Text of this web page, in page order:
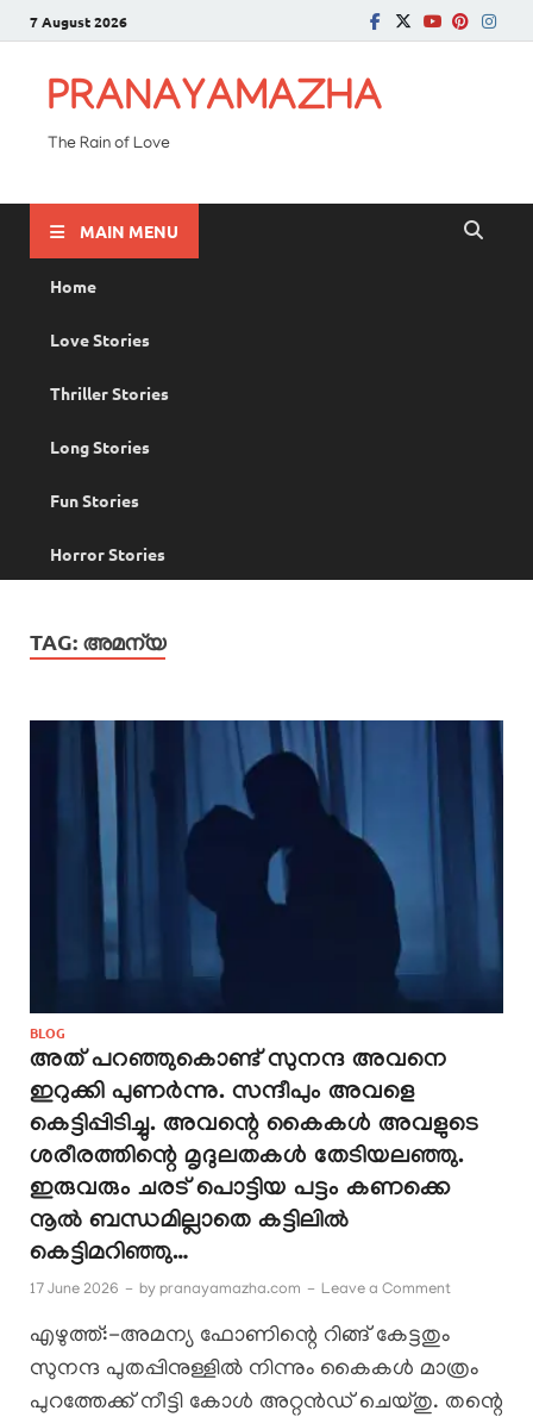
7 August 2026
PRANAYAMAZHA
The Rain of Love
MAIN MENU
Home
Love Stories
Thriller Stories
Long Stories
Fun Stories
Horror Stories
TAG: അമന്യ
BLOG
അത് പറഞ്ഞുകൊണ്ട് സുനന്ദ അവനെ
ഇറുക്കി പുണർന്നു. സന്ദീപും അവളെ
കെട്ടിപ്പിടിച്ചു. അവന്റെ കൈകൾ അവളുടെ
ശരീരത്തിന്റെ മൃദുലതകൾ തേടിയലഞ്ഞു.
ഇരുവരും ചരട് പൊട്ടിയ പട്ടം കണക്കെ
നൂൽ ബന്ധമില്ലാതെ കട്ടിലിൽ
കെട്ടിമറിഞ്ഞു…
17 June 2026 - by pranayamazha.com - Leave a Comment
എഴുത്ത്:-അമന്യ ഫോണിന്റെ റിങ്ങ് കേട്ടതും
സുനന്ദ പുതപ്പിനുള്ളിൽ നിന്നും കൈകൾ മാത്രം
പുറത്തേക്ക് നീട്ടി കോൾ അറ്റൻഡ് ചെയ്തു. തന്റെ